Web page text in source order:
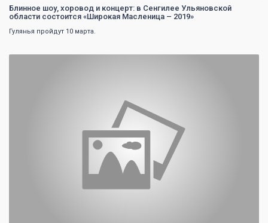
Блинное шоу, хоровод и концерт: в Сенгилее Ульяновской
области состоится «Широкая Масленица – 2019»
Гулянья пройдут 10 марта.